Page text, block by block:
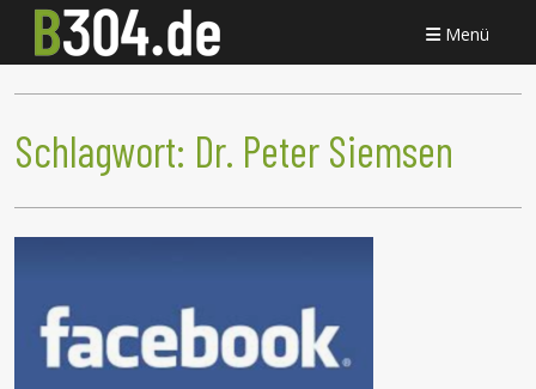
Menü
Schlagwort: Dr. Peter Siemsen